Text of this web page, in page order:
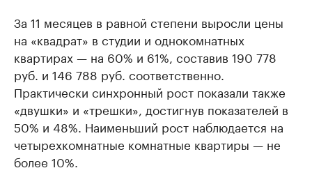
За 11 месяцев в равной степени выросли цены
на «квадрат» в студии и однокомнатных
квартирах — на 60% и 61%, составив 190 778
руб. и 146 788 руб. соответственно.
Практически синхронный рост показали также
«двушки» и «трешки», достигнув показателей в
50% и 48%. Наименьший рост наблюдается на
четырехкомнатные комнатные квартиры — не
более 10%.